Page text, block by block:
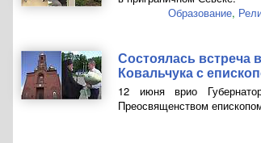
Образование,
Состоялась встреча
Ковальчука с
12 июня врио
Преосвященством